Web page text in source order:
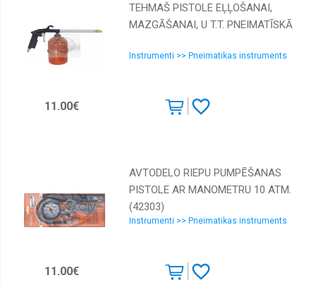
TEHMAŠ PISTOLE EĻĻOŠANAI,
MAZGĀŠANAI, U T.T. PNEIMATĪSKĀ
Instrumenti >> Pneimatikas instruments
11.00€
AVTODELO RIEPU PUMPĒŠANAS
PISTOLE AR MANOMETRU 10 ATM.
(42303)
Instrumenti >> Pneimatikas instruments
11.00€